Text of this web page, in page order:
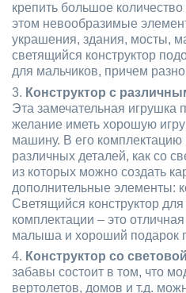
крепить большое
этом невообразимые
украшения, здания, мосты,
светящийся конструктор
для мальчиков, причем
Конструктор с
Эта замечательная игрушка
желание иметь хорошую
машину. В его комплектацию
различных деталей, как со
из которых можно создать
дополнительные элементы:
Светящийся конструктор
комплектации – это
малыша и хороший подарок
Конструктор со
забавы состоит в том, что
вертолетов, домов и т.д.